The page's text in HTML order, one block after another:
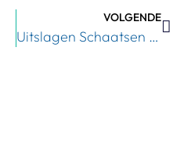
VOLGENDE
Uitslagen Schaatsen – 1, 7 en 8 februari